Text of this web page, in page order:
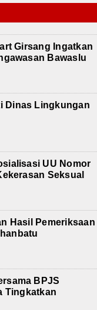
Girsang Ingatkan
Bawaslu
Dinas Lingkungan
UU Nomor
Seksual
Hasil Pemeriksaan
BPJS
Tingkatkan